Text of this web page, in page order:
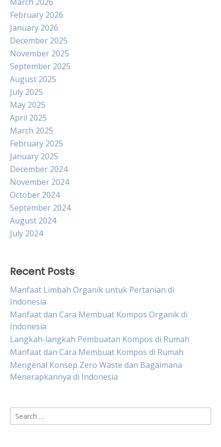
February 2026
January 2026
December 2025
November 2025
September 2025
August 2025
July 2025
May 2025
April 2025
March 2025
February 2025
January 2025
December 2024
November 2024
October 2024
September 2024
August 2024
July 2024
Recent Posts
Manfaat Limbah Organik untuk Pertanian di
Indonesia
Manfaat dan Cara Membuat Kompos Organik di
Indonesia
Langkah-langkah Pembuatan Kompos di Rumah
Manfaat dan Cara Membuat Kompos di Rumah
Mengenal Konsep Zero Waste dan Bagaimana
Menerapkannya di Indonesia
Search
for: